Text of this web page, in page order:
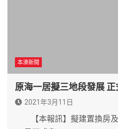
本澳新聞
原海一居擬三地段發展
2021年3月11日
【本報訊】擬建置換房及